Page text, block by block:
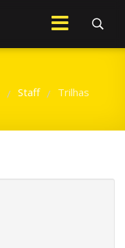
/ Staff / Trilhas